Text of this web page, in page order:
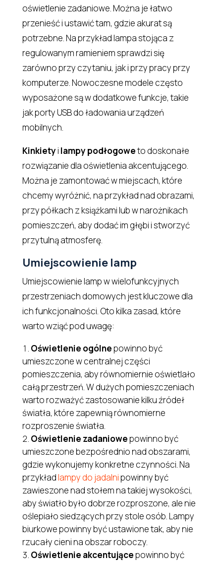
oświetlenie zadaniowe. Można je łatwo
przenieść i ustawić tam, gdzie akurat są
potrzebne. Na przykład lampa stojąca z
regulowanym ramieniem sprawdzi się
zarówno przy czytaniu, jak i przy pracy przy
komputerze. Nowoczesne modele często
wyposażone są w dodatkowe funkcje, takie
jak porty USB do ładowania urządzeń
mobilnych.
Kinkietyi lampy podłogoweto doskonałe
rozwiązanie dla oświetlenia akcentującego.
Można je zamontować w miejscach, które
chcemy wyróżnić, na przykład nad obrazami,
przy półkach z książkami lub w narożnikach
pomieszczeń, aby dodać im głębi i stworzyć
przytulną atmosferę.
Umiejscowienie lamp
Umiejscowienie lamp w wielofunkcyjnych
przestrzeniach domowych jest kluczowe dla
ich funkcjonalności. Oto kilka zasad, które
warto wziąć pod uwagę:
Oświetlenie ogólnepowinno być
umieszczone w centralnej części
pomieszczenia, aby równomiernie oświetlało
całą przestrzeń. W dużych pomieszczeniach
warto rozważyć zastosowanie kilku źródeł
światła, które zapewnią równomierne
rozproszenie światła.
Oświetlenie zadaniowepowinno być
umieszczone bezpośrednio nad obszarami,
gdzie wykonujemy konkretne czynności. Na
przykładlampy do jadalnipowinny być
zawieszone nad stołem na takiej wysokości,
aby światło było dobrze rozproszone, ale nie
oślepiało siedzących przy stole osób. Lampy
biurkowe powinny być ustawione tak, aby nie
rzucały cieni na obszar roboczy.
Oświetlenie akcentującepowinno być